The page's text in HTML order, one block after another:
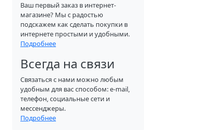
Ваш первый заказ в интернет-
магазине? Мы с радостью
подскажем как сделать покупки в
интернете простыми и удобными.
Подробнее
Всегда на связи
Связаться с нами можно любым
удобным для вас способом: e-mail,
телефон, социальные сети и
мессенджеры.
Подробнее